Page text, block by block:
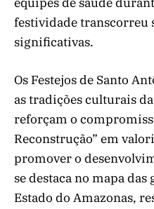
festividade transcorreu
significativas.
Os Festejos de Santo
as tradições culturais
reforçam o
Reconstrução” em
promover o
se destaca no mapa
Estado do Amazonas,